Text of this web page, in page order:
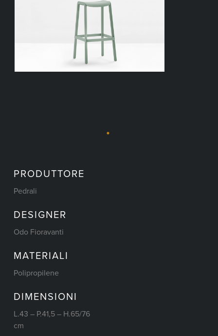
PRODUTTORE
Pedrali
DESIGNER
Odo Fioravanti
MATERIALI
Polipropilene
DIMENSIONI
L.43 – P.41,5 – H.65/76
cm